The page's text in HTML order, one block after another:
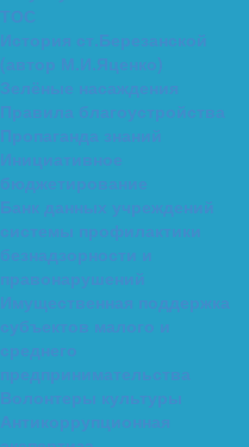
ТОС
История ст.Березанской
(автор М.И.Яценко)
Зелёные насаждения
Правила благоустройства
Пропаганда знаний
Инициативное
бюджетирование
Банк данных учреждений
системы профилактики
безнадзорности и
правонарушений
Имущественная поддержка
субъектов малого и
среднего
предпринимательства
Волонтеры культуры
Антикоррупционная